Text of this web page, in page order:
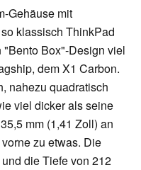
Gehäuse mit
klassisch ThinkPad
Box"-Design viel
dem X1 Carbon.
nahezu quadratisch
viel dicker als seine
mm (1,41 Zoll) an
zu etwas. Die
die Tiefe von 212